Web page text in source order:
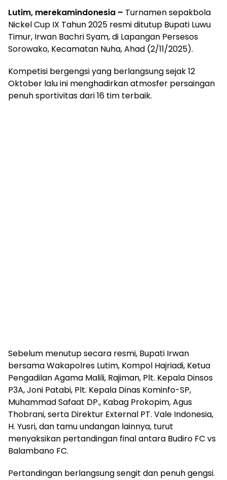
Lutim, merekamindonesia – Turnamen sepakbola
Nickel Cup IX Tahun 2025 resmi ditutup Bupati Luwu
Timur, Irwan Bachri Syam, di Lapangan Persesos
Sorowako, Kecamatan Nuha, Ahad (2/11/2025).
Kompetisi bergengsi yang berlangsung sejak 12
Oktober lalu ini menghadirkan atmosfer persaingan
penuh sportivitas dari 16 tim terbaik.
Sebelum menutup secara resmi, Bupati Irwan
bersama Wakapolres Lutim, Kompol Hajriadi, Ketua
Pengadilan Agama Malili, Rajiman, Plt. Kepala Dinsos
P3A, Joni Patabi, Plt. Kepala Dinas Kominfo-SP,
Muhammad Safaat DP., Kabag Prokopim, Agus
Thobrani, serta Direktur External PT. Vale Indonesia,
H. Yusri, dan tamu undangan lainnya, turut
menyaksikan pertandingan final antara Budiro FC vs
Balambano FC.
Pertandingan berlangsung sengit dan penuh gengsi.